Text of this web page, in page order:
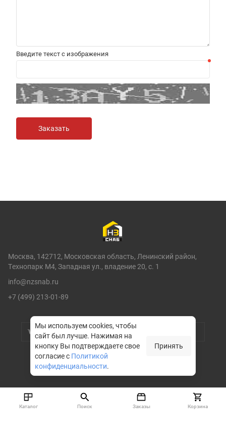
Введите текст с изображения
Москва, 142712, Московская область, Ленинский район,
Технопарк М4, Западная ул., владение 20, с. 1
info@nzsnab.ru
+7 (499) 213-01-89
Мы используем cookies, чтобы
сайт был лучше. Нажимая на
кнопку Вы подтверждаете свое
согласие с Политикой
конфиденциальности.
Принять
© НЗСНАБ 2004-2026
Каталог Поиск Заказы Корзина